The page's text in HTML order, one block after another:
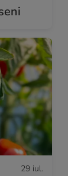
29 iul.